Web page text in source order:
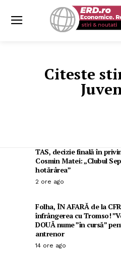
Citeste
TAS, decizie finală în
Cosmin Matei: „Clubul
hotărârea”
2 ore ago
Folha, ÎN AFARĂ de la
înfrângerea cu Tromso!
DOUĂ nume ”în cursă”
antrenor
14 ore ago